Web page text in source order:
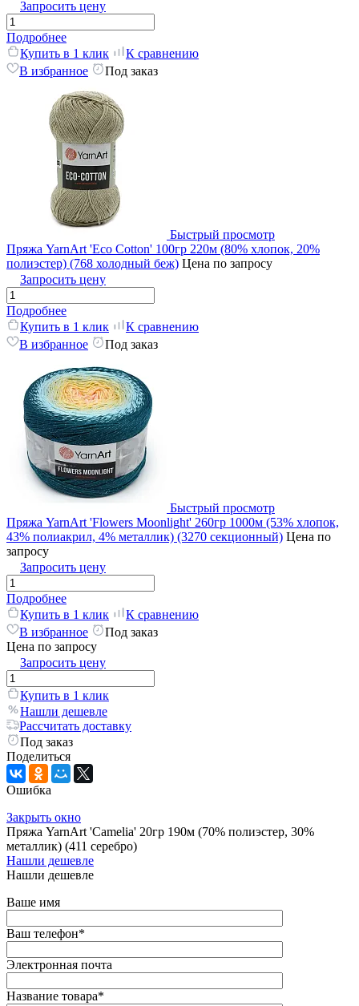
Запросить цену
Подробнее
Купить в 1 клик
К сравнению
В избранное
Под заказ
Быстрый просмотр
Пряжа YarnArt 'Eco Cotton' 100гр 220м (80% хлопок, 20%
полиэстер) (768 холодный беж) Цена по запросу
Запросить цену
Подробнее
Купить в 1 клик
К сравнению
В избранное
Под заказ
Быстрый просмотр
Пряжа YarnArt 'Flowers Moonlight' 260гр 1000м (53% хлопок,
43% полиакрил, 4% металлик) (3270 секционный) Цена по
запросу
Запросить цену
Подробнее
Купить в 1 клик
К сравнению
В избранное
Под заказ
Цена по запросу
Запросить цену
Купить в 1 клик
Нашли дешевле
Рассчитать доставку
Под заказ
Поделиться
Ошибка
Закрыть окно
Пряжа YarnArt 'Camelia' 20гр 190м (70% полиэстер, 30%
металлик) (411 серебро)
Нашли дешевле
Нашли дешевле
Ваше имя
Ваш телефон*
Электронная почта
Название товара*